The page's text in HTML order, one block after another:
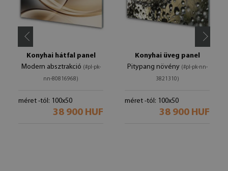
Konyhai hátfal panel
Modern absztrakció (#pl-pk-
nn-80816968)
méret -tól: 100x50
38 900 HUF
Konyhai üveg panel
Pitypang növény (#pl-pk-nn-
3821310)
méret -tól: 100x50
38 900 HUF